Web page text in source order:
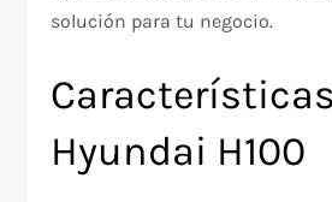
solución para tu negocio.
Hyundai H100